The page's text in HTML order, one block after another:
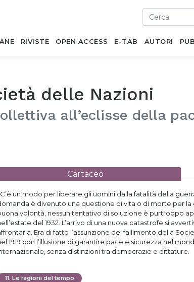
RIVISTE OPEN ACCESS E-TAB AUTORI
delle Nazioni
all’eclisse della
Cartaceo
un modo per liberare gli uomini dalla fatalità della
è divenuto una questione di vita o di morte per
volontà, nessun tentativo di soluzione è purtroppo
del 1932. L’arrivo di una nuova catastrofe si
Era di fatto l’assunzione del fallimento della
1919 con l’illusione di garantire pace e sicurezza nel
senza distinzioni tra democrazie e dittature.
11. Le ragioni del tempo